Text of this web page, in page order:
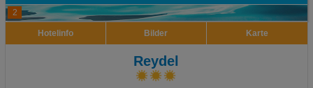
2
Hotelinfo Bilder Karte
Reydel